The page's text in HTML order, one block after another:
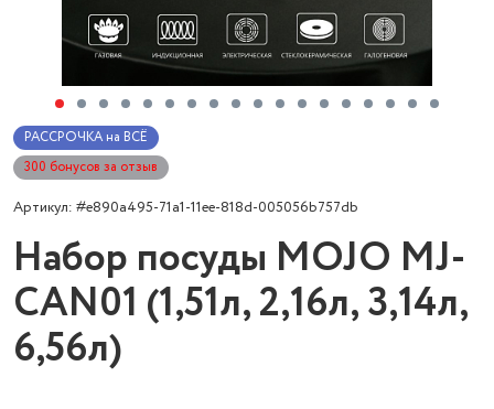
РАССРОЧКА на ВСЁ
300 бонусов за отзыв
Артикул: #e890a495-71a1-11ee-818d-005056b757db
Набор посуды MOJO MJ-
CAN01 (1,51л, 2,16л, 3,14л,
6,56л)